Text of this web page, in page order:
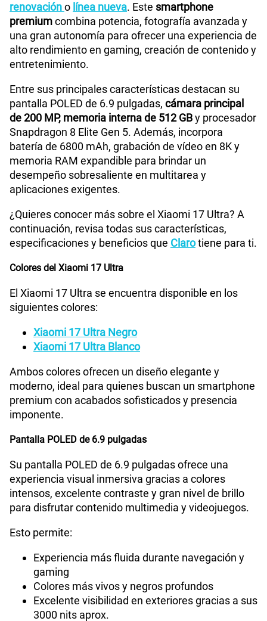
renovacióno línea nueva. Este smartphone
premiumcombina potencia, fotografía avanzada y
una gran autonomía para ofrecer una experiencia de
alto rendimiento en gaming, creación de contenido y
entretenimiento.
Entre sus principales características destacan su
pantalla POLED de 6.9 pulgadas, cámara principal
de 200 MP, memoria interna de 512 GBy procesador
Snapdragon 8 Elite Gen 5. Además, incorpora
batería de 6800 mAh, grabación de vídeo en 8K y
memoria RAM expandible para brindar un
desempeño sobresaliente en multitarea y
aplicaciones exigentes.
¿Quieres conocer más sobre el Xiaomi 17 Ultra? A
continuación, revisa todas sus características,
especificaciones y beneficios que Clarotiene para ti.
Colores del Xiaomi 17 Ultra
El Xiaomi 17 Ultra se encuentra disponible en los
siguientes colores:
Xiaomi 17 Ultra Negro
Xiaomi 17 Ultra Blanco
Ambos colores ofrecen un diseño elegante y
moderno, ideal para quienes buscan un smartphone
premium con acabados sofisticados y presencia
imponente.
Pantalla POLED de 6.9 pulgadas
Su pantalla POLED de 6.9 pulgadas ofrece una
experiencia visual inmersiva gracias a colores
intensos, excelente contraste y gran nivel de brillo
para disfrutar contenido multimedia y videojuegos.
Esto permite:
Experiencia más fluida durante navegación y
gaming
Colores más vivos y negros profundos
Excelente visibilidad en exteriores gracias a sus
3000 nits aprox.